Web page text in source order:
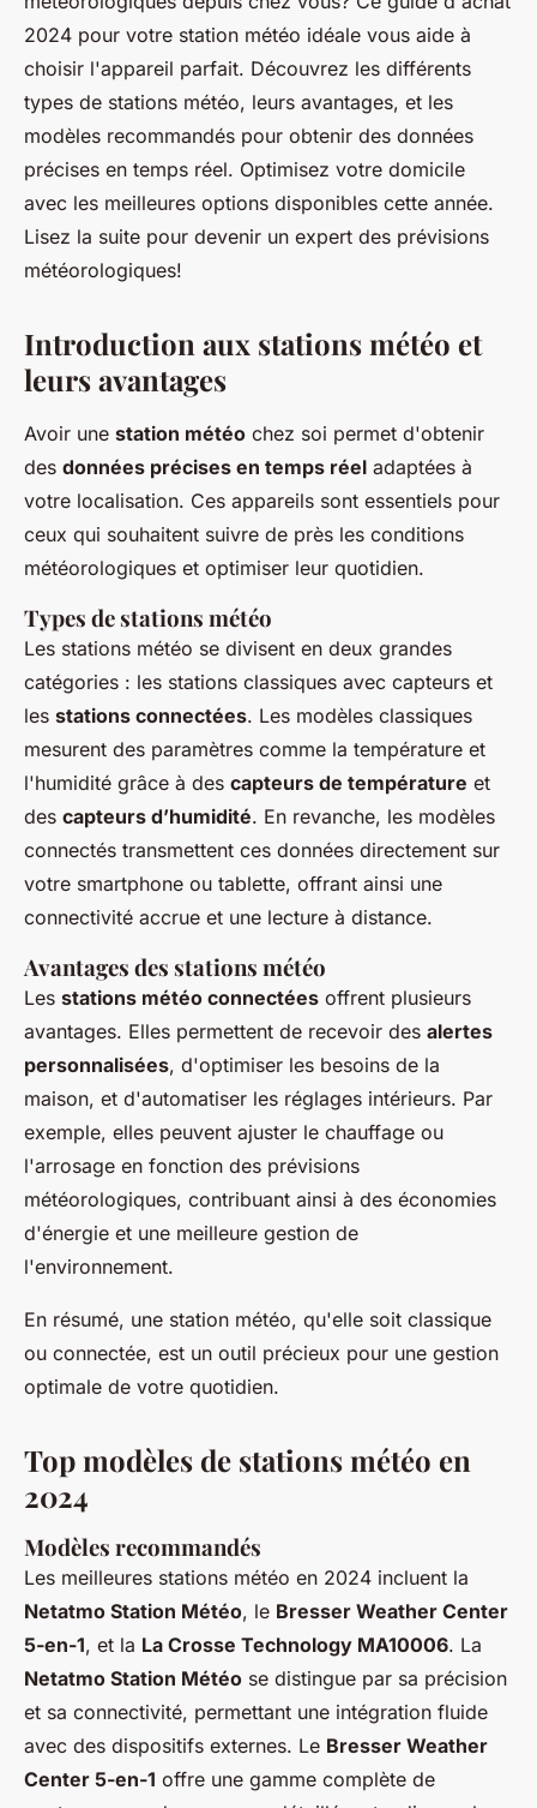
2024 pour votre station météo idéale vous aide à
choisir l'appareil parfait. Découvrez les différents
types de stations météo, leurs avantages, et les
modèles recommandés pour obtenir des données
précises en temps réel. Optimisez votre domicile
avec les meilleures options disponibles cette année.
Lisez la suite pour devenir un expert des prévisions
météorologiques!
Introduction aux stations météo et
leurs avantages
Avoir une station météo chez soi permet d'obtenir
des données précises en temps réel adaptées à
votre localisation. Ces appareils sont essentiels pour
ceux qui souhaitent suivre de près les conditions
météorologiques et optimiser leur quotidien.
Types de stations météo
Les stations météo se divisent en deux grandes
catégories : les stations classiques avec capteurs et
les stations connectées. Les modèles classiques
mesurent des paramètres comme la température et
l'humidité grâce à des capteurs de température et
des capteurs d’humidité. En revanche, les modèles
connectés transmettent ces données directement sur
votre smartphone ou tablette, offrant ainsi une
connectivité accrue et une lecture à distance.
Avantages des stations météo
Les stations météo connectées offrent plusieurs
avantages. Elles permettent de recevoir des alertes
personnalisées, d'optimiser les besoins de la
maison, et d'automatiser les réglages intérieurs. Par
exemple, elles peuvent ajuster le chauffage ou
l'arrosage en fonction des prévisions
météorologiques, contribuant ainsi à des économies
d'énergie et une meilleure gestion de
l'environnement.
En résumé, une station météo, qu'elle soit classique
ou connectée, est un outil précieux pour une gestion
optimale de votre quotidien.
Top modèles de stations météo en
2024
Modèles recommandés
Les meilleures stations météo en 2024 incluent la
Netatmo Station Météo, le Bresser Weather Center
5-en-1, et la La Crosse Technology MA10006. La
Netatmo Station Météo se distingue par sa précision
et sa connectivité, permettant une intégration fluide
avec des dispositifs externes. Le Bresser Weather
Center 5-en-1 offre une gamme complète de